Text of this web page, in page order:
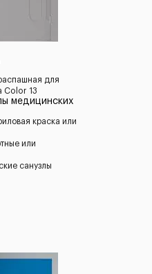
для
Color 13
медицинских
краска или
или
санузлы